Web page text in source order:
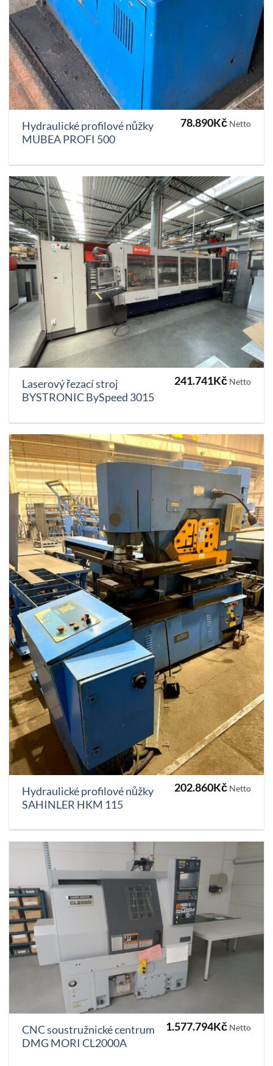
Hydraulické profilové nůžky
MUBEA PROFI 500
78.890Kč Netto
Laserový řezací stroj
BYSTRONIC BySpeed 3015
241.741Kč Netto
Hydraulické profilové nůžky
SAHINLER HKM 115
202.860Kč Netto
CNC soustružnické centrum
DMG MORI CL2000A
1.577.794Kč Netto